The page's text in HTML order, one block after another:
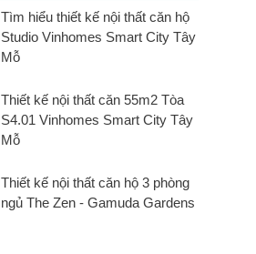
Tìm hiểu thiết kế nội thất căn hộ
Studio Vinhomes Smart City Tây
Mỗ
Thiết kế nội thất căn 55m2 Tòa
S4.01 Vinhomes Smart City Tây
Mỗ
Thiết kế nội thất căn hộ 3 phòng
ngủ The Zen - Gamuda Gardens